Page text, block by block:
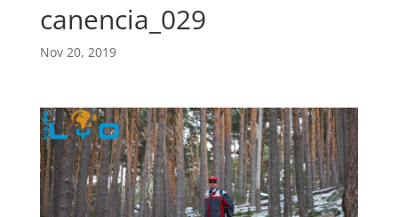
canencia_029
Nov 20, 2019